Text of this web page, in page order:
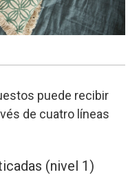
puede recibir
de cuatro líneas
(nivel 1)